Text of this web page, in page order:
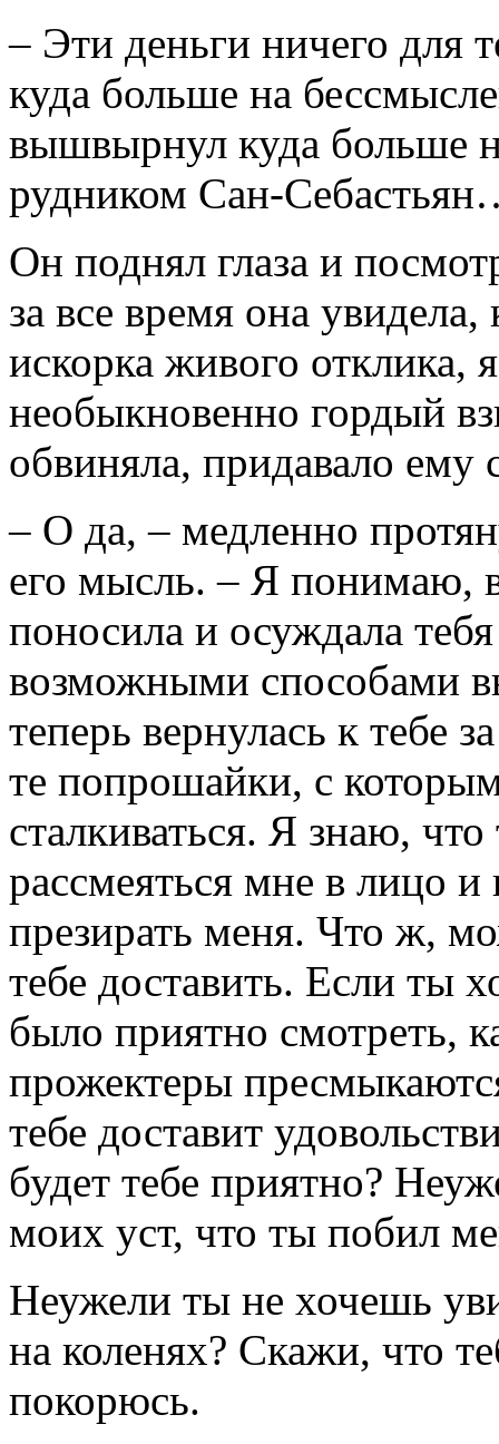
– Эти деньги ничего для
куда больше на
вышвырнул куда больше
рудником Сан-
Он поднял глаза и
за все время она увидела,
искорка живого отклика,
необыкновенно гордый
обвиняла, придавало ему
– О да, – медленно
его мысль. – Я понимаю,
поносила и осуждала
возможными способами
теперь вернулась к тебе
те попрошайки, с
сталкиваться. Я знаю,
рассмеяться мне в лицо
презирать меня. Что ж,
тебе доставить. Если ты
было приятно смотреть,
прожектеры
тебе доставит
будет тебе приятно?
моих уст, что ты побил
Неужели ты не хочешь
на коленях? Скажи, что
покорюсь.